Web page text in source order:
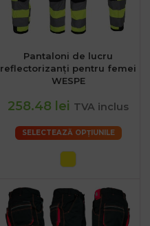
Pantaloni de lucru
reflectorizanți pentru femei
WESPE
258.48 lei TVA inclus
SELECTEAZĂ OPȚIUNILE